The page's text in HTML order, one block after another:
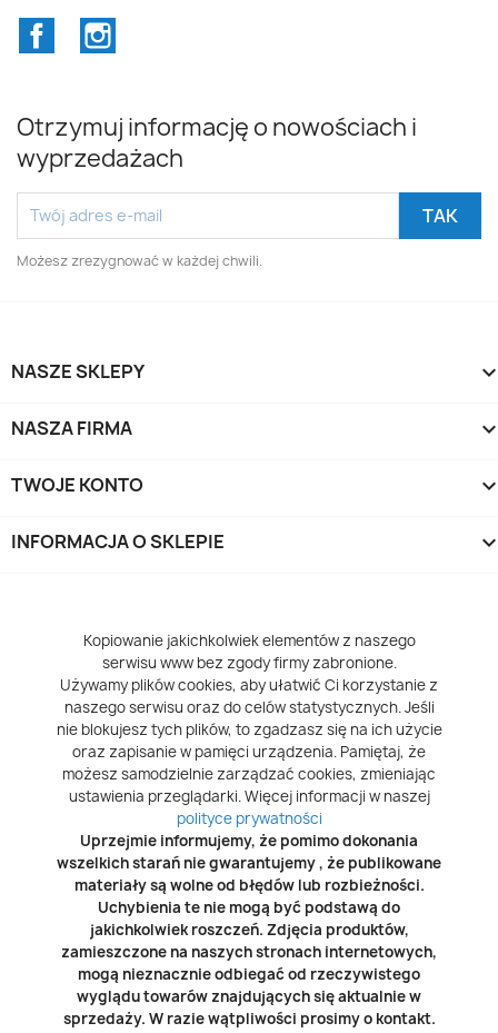
Facebook
Otrzymuj informację o nowościach i
wyprzedażach
Możesz zrezygnować w każdej chwili.
NASZE SKLEPY
NASZA FIRMA
TWOJE KONTO
INFORMACJA O SKLEPIE
Kopiowanie jakichkolwiek elementów z naszego
serwisu www bez zgody firmy zabronione.
Używamy plików cookies, aby ułatwić Ci korzystanie z
naszego serwisu oraz do celów statystycznych. Jeśli
nie blokujesz tych plików, to zgadzasz się na ich użycie
oraz zapisanie w pamięci urządzenia. Pamiętaj, że
możesz samodzielnie zarządzać cookies, zmieniając
ustawienia przeglądarki. Więcej informacji w naszej
polityce prywatności
Uprzejmie informujemy, że pomimo dokonania
wszelkich starań nie gwarantujemy , że publikowane
materiały są wolne od błędów lub rozbieżności.
Uchybienia te nie mogą być podstawą do
jakichkolwiek roszczeń. Zdjęcia produktów,
zamieszczone na naszych stronach internetowych,
mogą nieznacznie odbiegać od rzeczywistego
wyglądu towarów znajdujących się aktualnie w
sprzedaży. W razie wątpliwości prosimy o kontakt.